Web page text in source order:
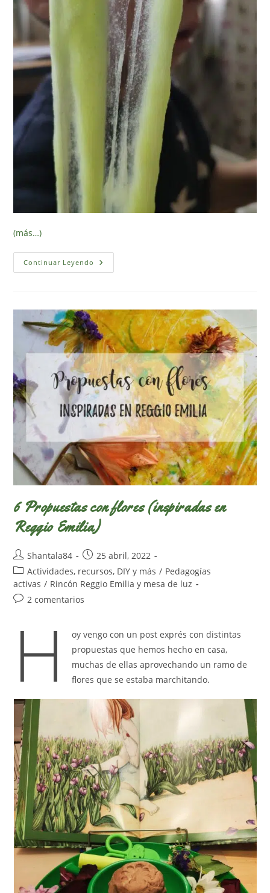
(más…)
Continuar Leyendo Slime
Fosforescente
Infalible)
6 Propuestas con flores (inspiradas en
Reggio Emilia)
Autor
de
la
entrada:
Shantala84
Publicación
de
la
25 abril, 2022
Categoría
de
la
Actividades, recursos, DIY y más / Pedagogías
activas / Rincón Reggio Emilia y mesa de luz
Comentarios
2 comentarios
H
oy vengo con un post exprés con distintas
propuestas que hemos hecho en casa,
muchas de ellas aprovechando un ramo de
flores que se estaba marchitando.